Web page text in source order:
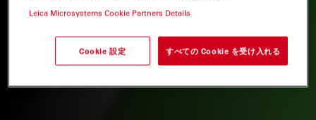
Leica Microsystems Cookie Partners Details
Cookie 設定 すべての Cookie を受け入れる